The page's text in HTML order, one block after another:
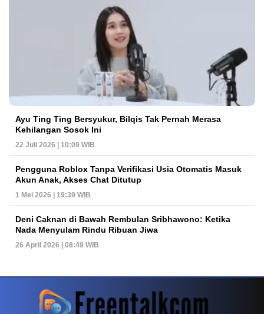
Ayu Ting Ting Bersyukur, Bilqis Tak Pernah Merasa
Kehilangan Sosok Ini
22 Juli 2026 | 10:09 WIB
Pengguna Roblox Tanpa Verifikasi Usia Otomatis Masuk
Akun Anak, Akses Chat Ditutup
1 Mei 2026 | 19:39 WIB
Deni Caknan di Bawah Rembulan Sribhawono: Ketika
Nada Menyulam Rindu Ribuan Jiwa
26 April 2026 | 08:49 WIB